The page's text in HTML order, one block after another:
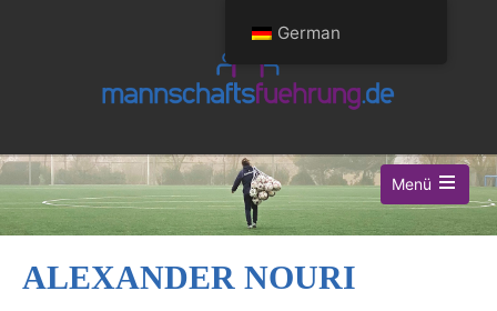
Menü
ALEXANDER NOURI
German